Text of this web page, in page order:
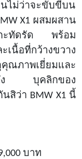
ไม่ว่าจะขับขี่บน
X1 ผสมผสาน
กะทัดรัด พร้อม
นื้อที่กว้างขวาง
ณภาพเยี่ยมและ
กถึง บุคลิกของ
นสิว่า BMW X1 นี้
บาท